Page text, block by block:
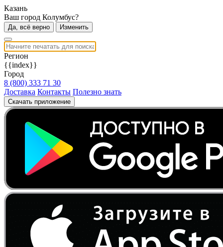
Казань
Ваш город Колумбус?
Да, всё верно Изменить
Регион
{{index}}
Город
8 (800) 333 71 30
Доставка Контакты Полезно знать
Скачать приложение